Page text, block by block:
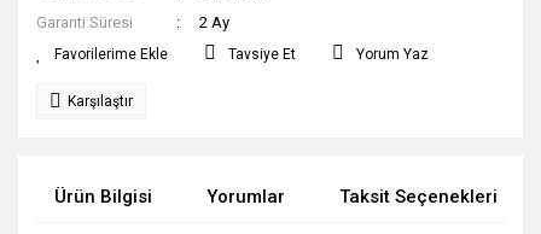
Garanti Süresi
2 Ay
Tavsiye Et Yorum Yaz
Karşılaştır
Ürün Bilgisi Yorumlar Taksit Seçenekleri